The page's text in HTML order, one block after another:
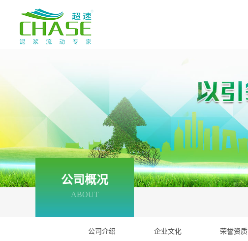
公司概况
ABOUT
公司介绍 企业文化 荣誉资质